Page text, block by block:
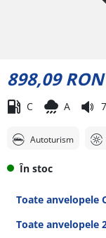
898,09 RON
C A
Autoturism
În stoc
Toate anvelopele
Toate anvelopele‎